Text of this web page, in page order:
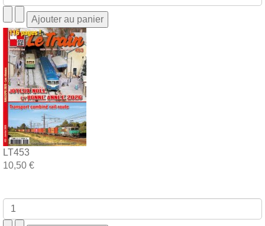
LT453
10,50 €